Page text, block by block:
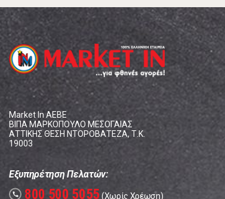
Market In ΑΕΒΕ
ΒΙΠΑ ΜΑΡΚΟΠΟΥΛΟ ΜΕΣΟΓΑΙΑΣ
ΑΤΤΙΚΗΣ ΘΕΣΗ ΝΤΟΡΟΒΑΤΕΖΑ, Τ.Κ.
19003
Εξυπηρέτηση Πελατών:
call 800 500 5055 (Χωρίς Χρέωση)